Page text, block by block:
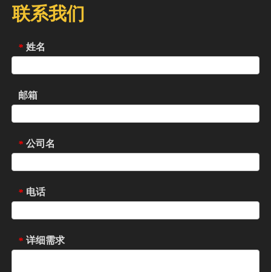
联系我们
* 姓名
邮箱
* 公司名
* 电话
* 详细需求